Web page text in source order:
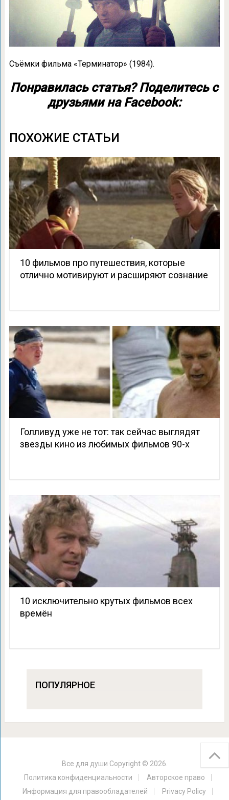
Съёмки фильма «Терминатор» (1984).
Понравилась статья? Поделитесь с
друзьями на Facebook:
ПОХОЖИЕ СТАТЬИ
10 фильмов про путешествия, которые
отлично мотивируют и расширяют сознание
Голливуд уже не тот: так сейчас выглядят
звезды кино из любимых фильмов 90-х
10 исключительно крутых фильмов всех
времён
ПОПУЛЯРНОЕ
Все для души Copyright © 2026.
Политика конфиденциальности
Авторское право
Информация для правообладателей
Privacy Policy